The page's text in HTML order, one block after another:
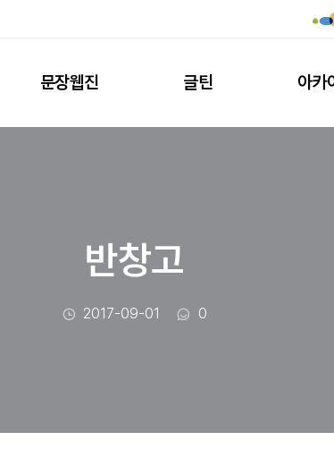
문장웹진 글틴 아카
반창고
작성일
2017-09-01 댓글수
0